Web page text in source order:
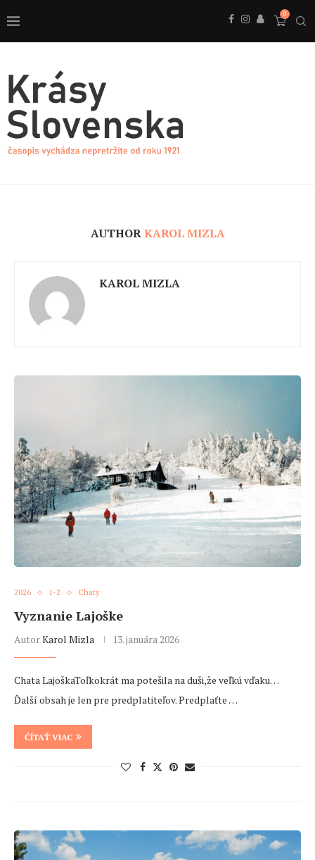
0
AUTHORKAROL MIZLA
KAROL MIZLA
2026 1-2 Chaty
Vyznanie Lajoške
AutorKarol Mizla 13. januára 2026
Chata LajoškaToľkokrát ma potešila na duši,že veľkú vďaku…
Ďalší obsah je len pre predplatiteľov. Predplaťte …
ČÍTAŤ VIAC